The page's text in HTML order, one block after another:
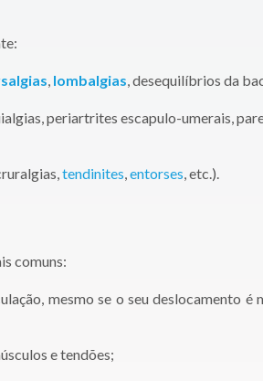
, lombalgias, desequilíbrios da
periartrites escapulo-umerais,
tendinites,entorses, etc.).
comuns:
mesmo se o seu deslocamento é
e tendões;